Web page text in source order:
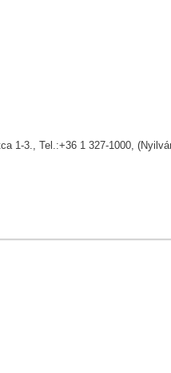
1-3., Tel.:+36 1 327-1000,